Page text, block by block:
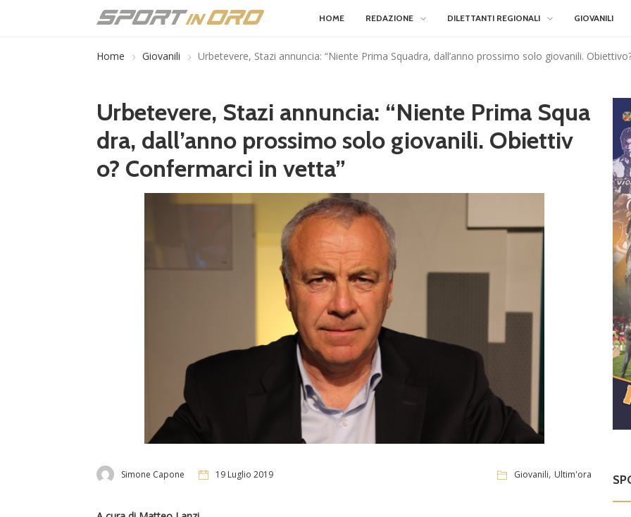
HOME REDAZIONE DILETTANTI REGIONALI GIOVANILI
Home Giovanili Urbetevere, Stazi annuncia: “Niente Prima Squadra, dall’anno prossimo solo giovanili.
Urbetevere, Stazi annuncia: “Niente Prima Squa
dra, dall’anno prossimo solo giovanili. Obiettiv
o? Confermarci in vetta”
Simone Capone 19 Luglio 2019 Giovanili, Ultim'ora